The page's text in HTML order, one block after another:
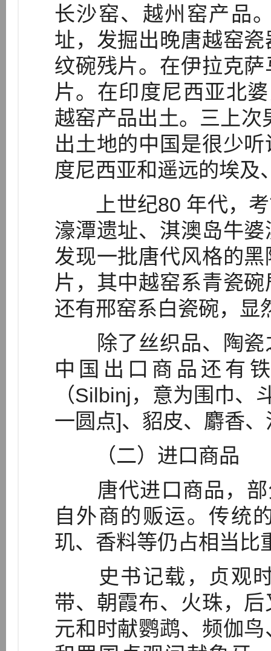
长沙窑、越州窑产品
址，发掘出晚唐越窑
纹碗残片。在伊拉克
片。在印度尼西亚北
越窑产品出土。三上次
出土地的中国是很少
度尼西亚和遥远的埃及
上世纪80 年代，考
濠潭遗址、淇澳岛牛
发现一批唐代风格的
片，其中越窑系青瓷
还有邢窑系白瓷碗，显
除了丝织品、陶瓷
中国出口商品还有
（Silbinj，意为围巾
一圆点]、貂皮、麝香
（二）进口商品
唐代进口商品，部
自外商的贩运。传统
玑、香料等仍占相当比
史书记载，贞观时
带、朝霞布、火珠，
元和时献鹦鹉、频伽